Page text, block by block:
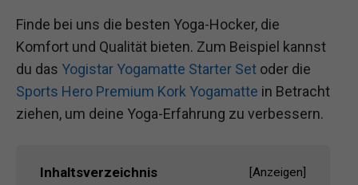
Finde bei uns die besten Yoga-Hocker, die
Komfort und Qualität bieten. Zum Beispiel kannst
du das Yogistar Yogamatte Starter Set oder die
Sports Hero Premium Kork Yogamatte in Betracht
ziehen, um deine Yoga-Erfahrung zu verbessern.
Inhaltsverzeichnis [Anzeigen]